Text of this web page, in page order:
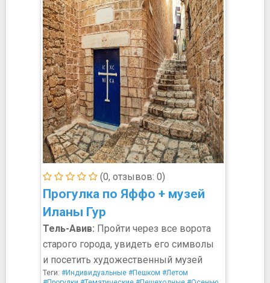
(0, отзывов: 0)
Прогулка по Яффо + музей
Иланы Гур
Тель-Авив: Пройти через все ворота
старого города, увидеть его символы
и посетить художественный музей
Теги: #Индивидуальные #Пешком #Летом